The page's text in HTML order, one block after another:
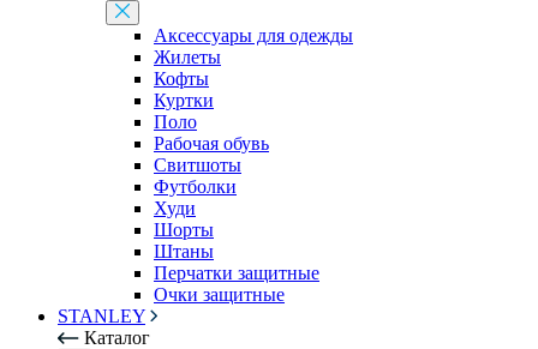
Аксессуары для одежды
Жилеты
Кофты
Куртки
Поло
Рабочая обувь
Свитшоты
Футболки
Худи
Шорты
Штаны
Перчатки защитные
Очки защитные
STANLEY
Каталог